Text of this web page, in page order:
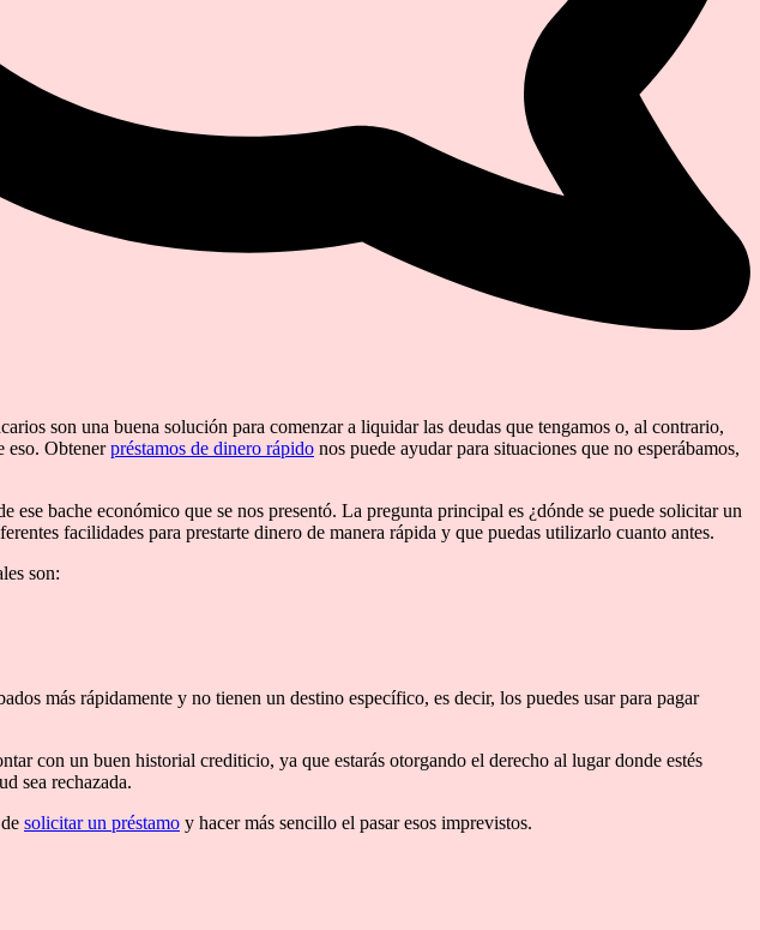
son una buena solución para comenzar a liquidar las deudas que tengamos o, al contrario,
eso. Obtenerpréstamos de dinero rápido nos puede ayudar para situaciones que no esperábamos,
bache económico que se nos presentó. La pregunta principal es ¿dónde se puede solicitar un
facilidades para prestarte dinero de manera rápida y que puedas utilizarlo cuanto antes.
son:
más rápidamente y no tienen un destino específico, es decir, los puedes usar para pagar
con un buen historial crediticio, ya que estarás otorgando el derecho al lugar donde estés
sea rechazada.
solicitar un préstamo y hacer más sencillo el pasar esos imprevistos.